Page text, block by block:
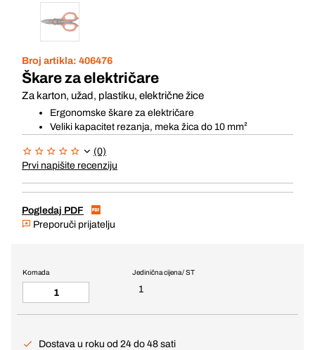
Broj artikla: 406476
Škare za električare
Za karton, užad, plastiku, električne žice
Ergonomske škare za električare
Veliki kapacitet rezanja, meka žica do 10 mm²
(0)
Prvi napišite recenziju
Pogledaj PDF
Preporuči prijatelju
Jedinična cijena / ST
1
Komada
Dostava u roku od 24 do 48 sati